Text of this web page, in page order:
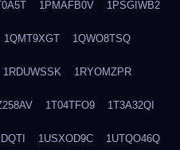
1PMAFB0V 1PSGIWB2
1QMT9XGT 1QWO8TSQ
1RDUWSSK 1RYOMZPR
1T04TFO9 1T3A32QI
1USXOD9C 1UTQO46Q